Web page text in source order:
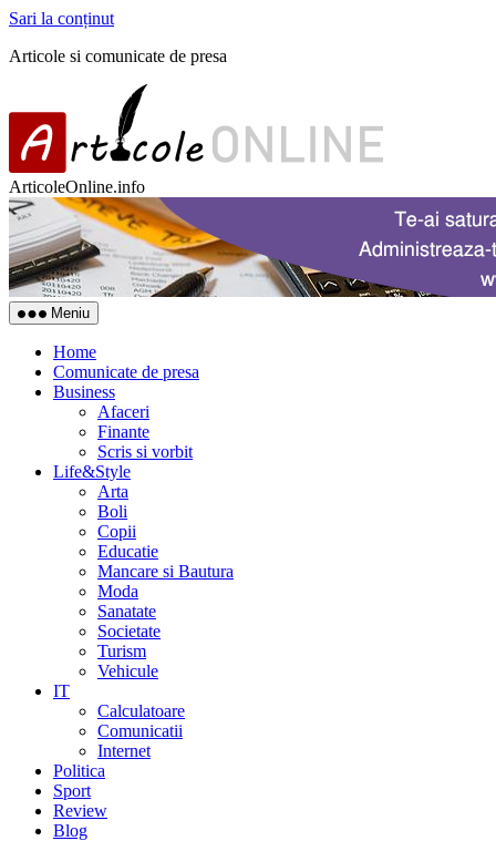
Sari la conținut
Articole si comunicate de presa
ArticoleOnline.info
Meniu
Home
Comunicate de presa
Business
Afaceri
Finante
Scris si vorbit
Life&Style
Arta
Boli
Copii
Educatie
Mancare si Bautura
Moda
Sanatate
Societate
Turism
Vehicule
IT
Calculatoare
Comunicatii
Internet
Politica
Sport
Review
Blog